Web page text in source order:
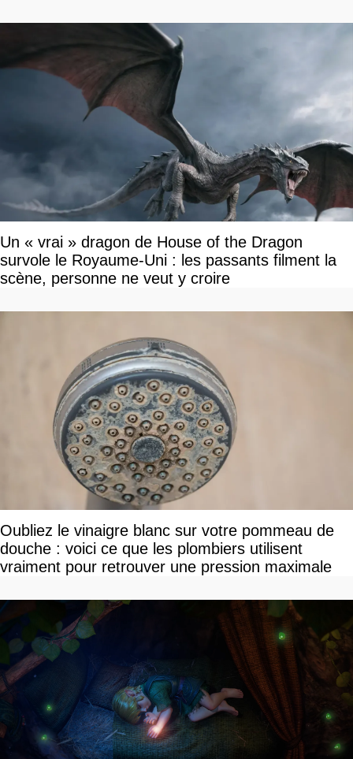
Un « vrai » dragon de House of the Dragon
survole le Royaume-Uni : les passants filment la
scène, personne ne veut y croire
Oubliez le vinaigre blanc sur votre pommeau de
douche : voici ce que les plombiers utilisent
vraiment pour retrouver une pression maximale